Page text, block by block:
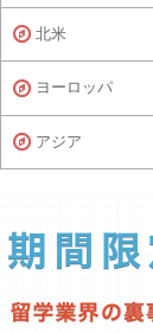
北米
ヨーロッパ
アジア